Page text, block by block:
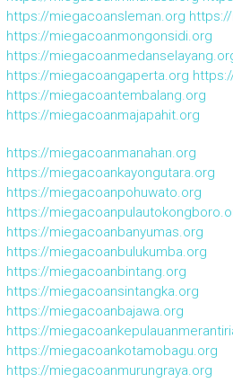
https://miegacoansleman.org
https://miegacoanmongonsidi.org
https://
https://miegacoangaperta.org
https://miegacoantembalang.org
https://miegacoanmajapahit.org
https://miegacoanmanahan.org
https://miegacoankayongutara.org
https://miegacoanpohuwato.org
https://
https://miegacoanbanyumas.org
https://miegacoanbulukumba.org
https://miegacoanbintang.org
https://miegacoansintangka.org
https://miegacoanbajawa.org
https://
https://miegacoankotamobagu.org
https://miegacoanmurungraya.org